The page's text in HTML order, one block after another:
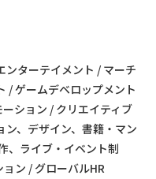
ンターテイメント / マーチ
/ ゲームデベロップメント
ション / クリエイティブ
、デザイン、書籍・マン
、ライブ・イベント制
ン / グローバルHR